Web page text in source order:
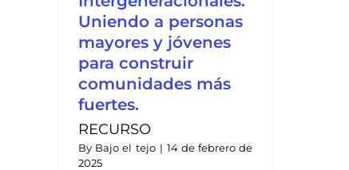
Uniendo a personas
mayores y jóvenes
para construir
comunidades más
fuertes.
RECURSO
By Bajo el tejo | 14 de febrero de
2025